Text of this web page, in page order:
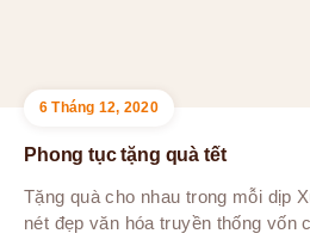
6 Tháng 12, 2020
Phong tục tặng quà tết
Tặng quà cho nhau trong mỗi dịp
nét đẹp văn hóa truyền thống vốn